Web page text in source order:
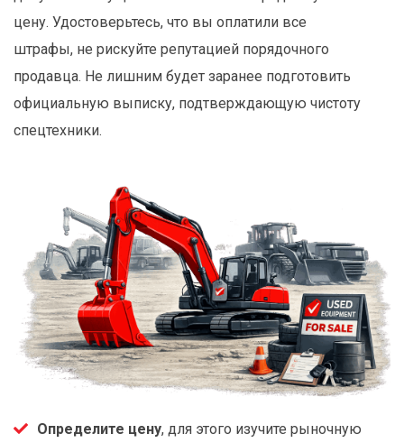
цену. Удостоверьтесь, что вы оплатили все
штрафы, не рискуйте репутацией порядочного
продавца. Не лишним будет заранее подготовить
официальную выписку, подтверждающую чистоту
спецтехники.
Определите цену, для этого изучите рыночную